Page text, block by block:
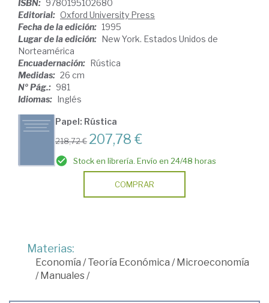
ISBN: 9780195102680
Editorial: Oxford University Press
Fecha de la edición: 1995
Lugar de la edición: New York. Estados Unidos de
Norteamérica
Encuadernación: Rústica
Medidas: 26 cm
Nº Pág.: 981
Idiomas: Inglés
Papel: Rústica
218,72 € 207,78 €
Stock en librería. Envío en 24/48 horas
COMPRAR
Materias:
Economía /Teoría Económica /Microeconomía
/Manuales/